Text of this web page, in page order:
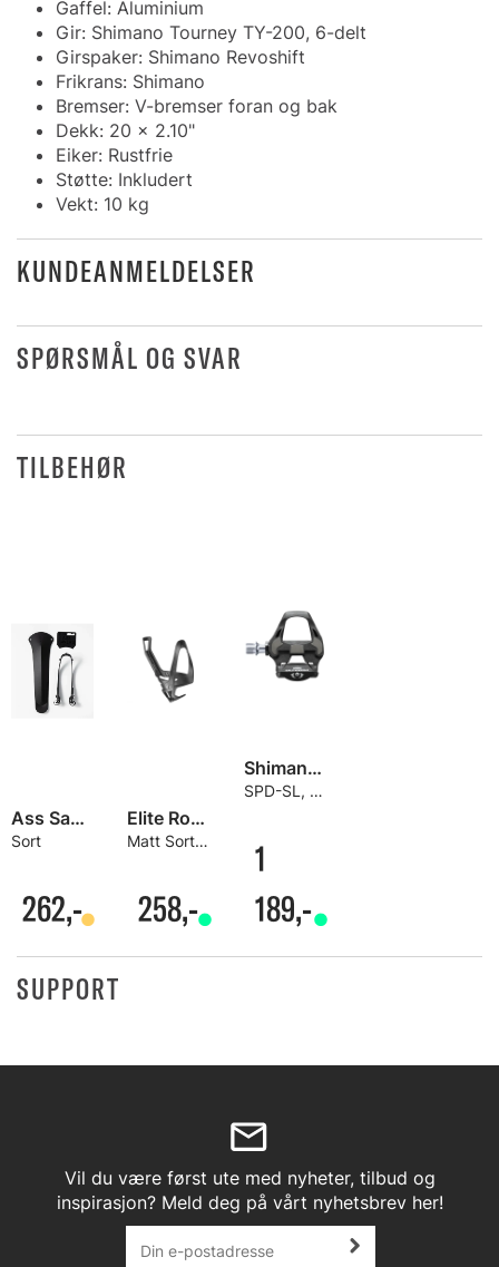
Gaffel: Aluminium
Gir: Shimano Tourney TY-200, 6-delt
Girspaker: Shimano Revoshift
Frikrans: Shimano
Bremser: V-bremser foran og bak
Dekk: 20 x 2.10"
Eiker: Rustfrie
Støtte: Inkludert
Vekt: 10 kg
KUNDEANMELDELSER
SPØRSMÅL OG SVAR
TILBEHØR
Ass Savers Win Wing Road 2 Bakskjerm
Sort
262,-
Elite Rocko Carbon Flaskestativ
Matt Sort/Sort, 21 gram
258,-
Shimano Ultegra PD-R8000 Carbon Pedaler
SPD-SL, Proffytelse på budsjett
1
189,-
SUPPORT
Vil du være først ute med nyheter, tilbud og
inspirasjon? Meld deg på vårt nyhetsbrev her!